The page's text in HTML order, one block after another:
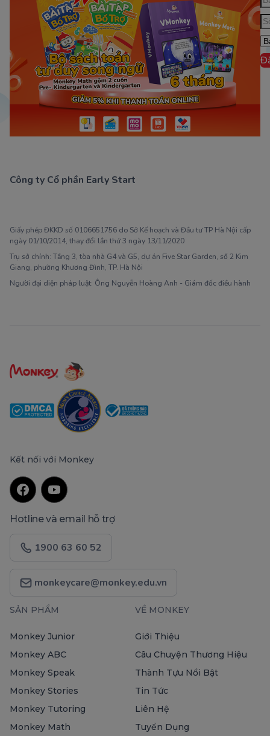
Công ty Cổ phần Early Start
Giấy phép ĐKKD số 0106651756 do Sở Kế hoạch và Đầu tư TP Hà Nội cấp
ngày 01/10/2014, thay đổi lần thứ 3 ngày 13/11/2020
Trụ sở chính: Tầng 3, tòa nhà G4 và G5, dự án Five Star Garden, số 2 Kim
Giang, phường Khương Đình, TP. Hà Nội
Người đại diện pháp luật: Ông Nguyễn Hoàng Anh - Giám đốc điều hành
Kết nối với Monkey
Hotline và email hỗ trợ
1900 63 60 52
monkeycare@monkey.edu.vn
SẢN PHẨM
Monkey Junior
Monkey ABC
Monkey Speak
Monkey Stories
Monkey Tutoring
Monkey Math
VỀ MONKEY
Giới Thiệu
Câu Chuyện Thương Hiệu
Thành Tựu Nổi Bật
Tin Tức
Liên Hệ
Tuyển Dụng